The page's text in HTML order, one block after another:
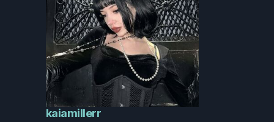
kaiamillerr